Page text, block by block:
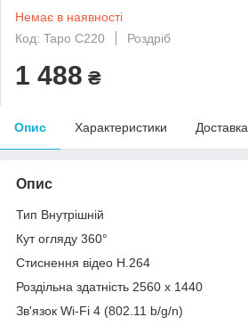
Немає в наявності
Код: Tapo C220
Роздріб
1 488 ₴
Опис Характеристики Доставка
Опис
Тип Внутрішній
Кут огляду 360°
Стиснення відео H.264
Роздільна здатність 2560 x 1440
Зв'язок Wi-Fi 4 (802.11 b/g/n)